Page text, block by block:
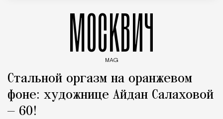
МОСКВИЧ
MAG
Стальной оргазм на оранжевом
фоне: художнице Айдан Салаховой
— 60!